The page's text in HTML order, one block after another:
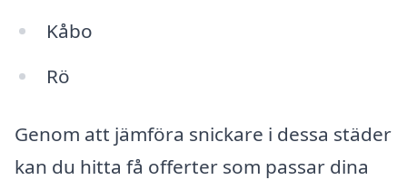
Kåbo
Rö
Genom att jämföra snickare i dessa städer
kan du hitta få offerter som passar dina